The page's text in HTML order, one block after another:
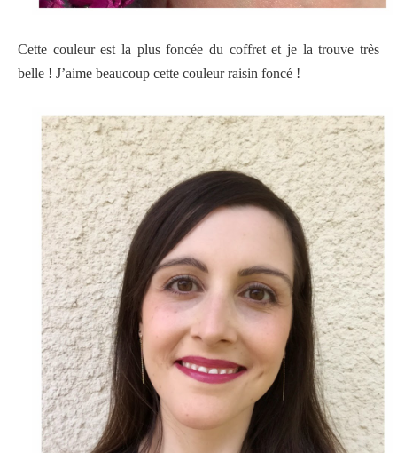
Cette couleur est la plus foncée du coffret et je la trouve très
belle ! J’aime beaucoup cette couleur raisin foncé !